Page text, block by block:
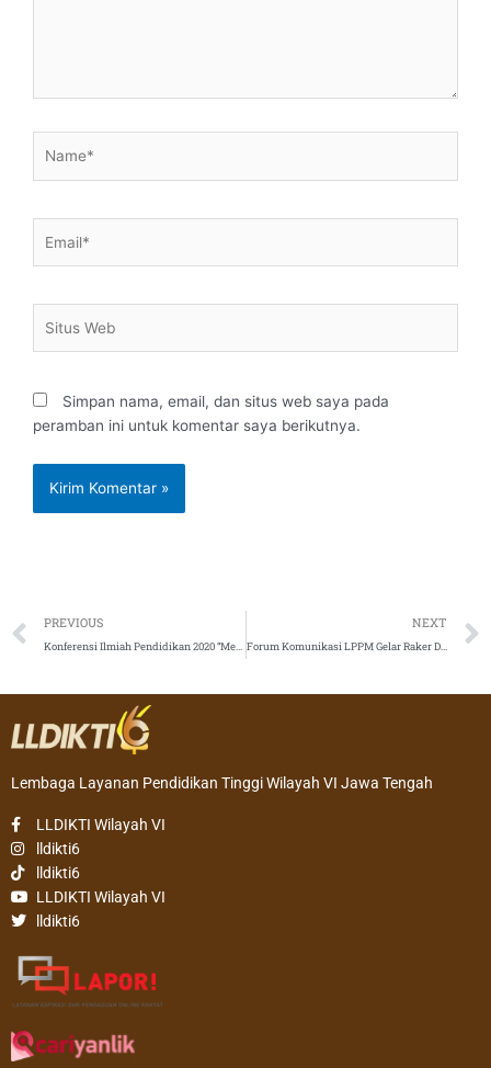
Web
Simpan nama, email, dan situs web saya pada
peramban ini untuk komentar saya berikutnya.
Prev
PREVIOUS
Konferensi Ilmiah Pendidikan 2020 “Meneropong Wajah Pendidikan Indonesia di Era Merdeka Belajar”
NEXT
Forum Komunikasi LPPM Gelar Raker Di Unisri
Lembaga Layanan Pendidikan Tinggi Wilayah VI Jawa Tengah
LLDIKTI Wilayah VI
lldikti6
lldikti6
LLDIKTI Wilayah VI
lldikti6